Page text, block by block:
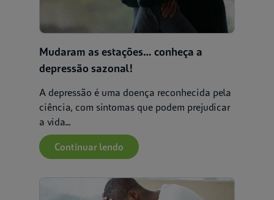
Mudaram as estações… conheça a
depressão sazonal!
A depressão é uma doença reconhecida pela
ciência, com sintomas que podem prejudicar
a vida...
Continuar lendo